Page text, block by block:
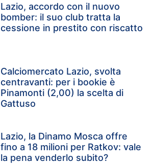
Lazio, accordo con il nuovo
bomber: il suo club tratta la
cessione in prestito con riscatto
Calciomercato Lazio, svolta
centravanti: per i bookie è
Pinamonti (2,00) la scelta di
Gattuso
Lazio, la Dinamo Mosca offre
fino a 18 milioni per Ratkov: vale
la pena venderlo subito?